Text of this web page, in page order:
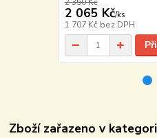
2 350 Kč
2 065 Kč/ks
1 707 Kč bez DPH
Zboží zařazeno v